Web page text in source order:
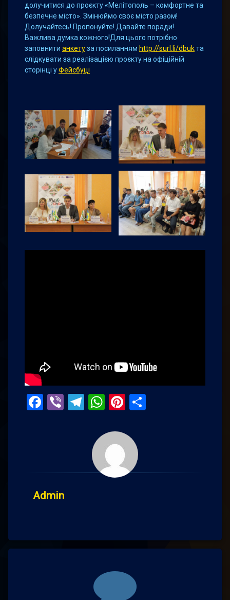
долучитися до проєкту «Мелітополь – комфортне та
безпечне місто». Змінюймо своє місто разом!
Долучайтесь! Пропонуйте! Давайте поради!
Важлива думка кожного!Для цього потрібно
заповнити анкетуза посиланням http://surl.li/dbukта
слідкувати за реалізацією проєкту на офіційній
сторінці уФейсбуці
Facebook
ViberTelegram
WhatsApp
Pinterest
Admin